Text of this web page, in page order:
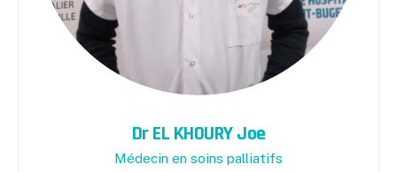
Dr EL KHOURY Joe
Médecin en soins palliatifs